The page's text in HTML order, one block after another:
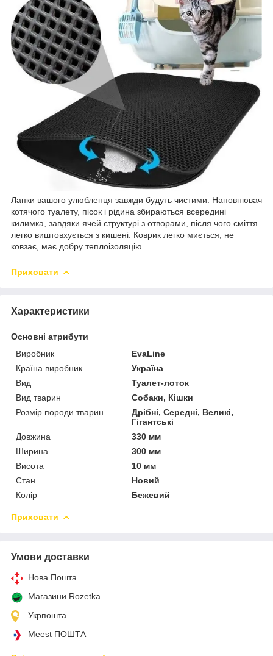
Лапки вашого улюбленця завжди будуть чистими. Наповнювач
котячого туалету, пісок і рідина збираються всередині
килимка, завдяки ячей структурі з отворами, після чого сміття
легко виштовхується з кишені. Коврик легко миється, не
ковзає, має добру теплоізоляцію.
Приховати
Характеристики
Основні атрибути
Виробник
EvaLine
Країна виробник
Україна
Вид
Туалет-лоток
Вид тварин
Собаки, Кішки
Розмір породи тварин
Дрібні, Середні, Великі,
Гігантські
Довжина
330 мм
Ширина
300 мм
Висота
10 мм
Стан
Новий
Колір
Бежевий
Приховати
Умови доставки
Нова Пошта
Магазини Rozetka
Укрпошта
Meest ПОШТА